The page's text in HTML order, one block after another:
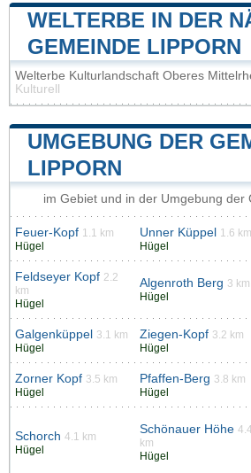
WELTERBE IN DER
GEMEINDE LIPPORN
Welterbe Kulturlandschaft Oberes
Kulturell
UMGEBUNG DER
LIPPORN
im Gebiet und in der Umgebung der
Feuer-Kopf 1.1 km
Hügel
Unner Küppel 1.6 km
Hügel
Feldseyer Kopf 2.2
km
Hügel
Algenroth Berg 3 km
Hügel
Galgenküppel 3.1 km
Hügel
Ziegen-Kopf 3.2 km
Hügel
Zorner Kopf 3.5 km
Hügel
Pfaffen-Berg 3.8 km
Hügel
Schorch 4.1 km
Hügel
Schönauer Höhe 4.4
km
Hügel